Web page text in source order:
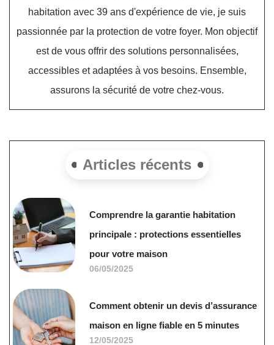
habitation avec 39 ans d'expérience de vie, je suis
passionnée par la protection de votre foyer. Mon objectif
est de vous offrir des solutions personnalisées,
accessibles et adaptées à vos besoins. Ensemble,
assurons la sécurité de votre chez-vous.
Articles récents
Comprendre la garantie habitation
principale : protections essentielles
pour votre maison
06/05/2025
Comment obtenir un devis d’assurance
maison en ligne fiable en 5 minutes
12/05/2025